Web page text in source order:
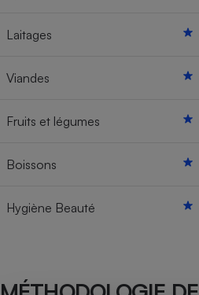
Laitages
Viandes
Fruits et légumes
Boissons
Hygiène Beauté